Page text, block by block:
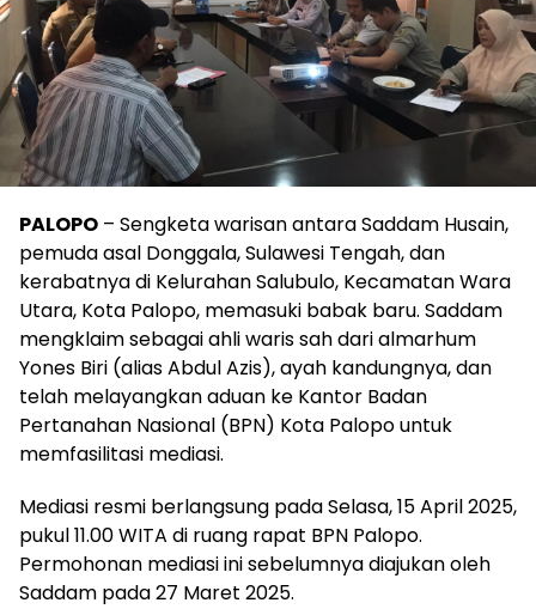
PALOPO – Sengketa warisan antara Saddam Husain,
pemuda asal Donggala, Sulawesi Tengah, dan
kerabatnya di Kelurahan Salubulo, Kecamatan Wara
Utara, Kota Palopo, memasuki babak baru. Saddam
mengklaim sebagai ahli waris sah dari almarhum
Yones Biri (alias Abdul Azis), ayah kandungnya, dan
telah melayangkan aduan ke Kantor Badan
Pertanahan Nasional (BPN) Kota Palopo untuk
memfasilitasi mediasi.
Mediasi resmi berlangsung pada Selasa, 15 April 2025,
pukul 11.00 WITA di ruang rapat BPN Palopo.
Permohonan mediasi ini sebelumnya diajukan oleh
Saddam pada 27 Maret 2025.